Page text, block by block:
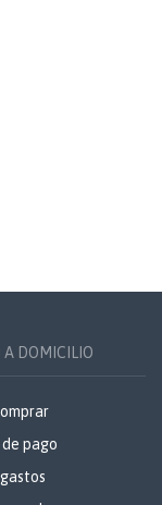
A DOMICILIO
de pago